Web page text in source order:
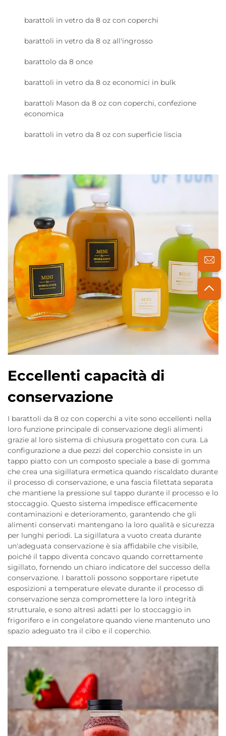
barattoli in vetro da 8 oz con coperchi
barattoli in vetro da 8 oz all'ingrosso
barattolo da 8 once
barattoli in vetro da 8 oz economici in bulk
barattoli Mason da 8 oz con coperchi, confezione
economica
barattoli in vetro da 8 oz con superficie liscia
Eccellenti capacità di
conservazione
I barattoli da 8 oz con coperchi a vite sono eccellenti nella
loro funzione principale di conservazione degli alimenti
grazie al loro sistema di chiusura progettato con cura. La
configurazione a due pezzi del coperchio consiste in un
tappo piatto con un composto speciale a base di gomma
che crea una sigillatura ermetica quando riscaldato durante
il processo di conservazione, e una fascia filettata separata
che mantiene la pressione sul tappo durante il processo e lo
stoccaggio. Questo sistema impedisce efficacemente
contaminazioni e deterioramento, garantendo che gli
alimenti conservati mantengano la loro qualità e sicurezza
per lunghi periodi. La sigillatura a vuoto creata durante
un'adeguata conservazione è sia affidabile che visibile,
poiché il tappo diventa concavo quando correttamente
sigillato, fornendo un chiaro indicatore del successo della
conservazione. I barattoli possono sopportare ripetute
esposizioni a temperature elevate durante il processo di
conservazione senza compromettere la loro integrità
strutturale, e sono altresì adatti per lo stoccaggio in
frigorifero e in congelatore quando viene mantenuto uno
spazio adeguato tra il cibo e il coperchio.